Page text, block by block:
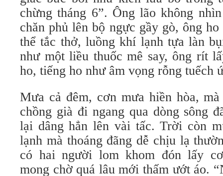
chừng tháng 6”. Ông lão không
chăn phủ lên bộ ngực gầy gò, ông
thể tắc thở, luồng khí lạnh tựa làn
như một liều thuốc mê say, ông rít
ho, tiếng ho như âm vọng rỗng tuếch
Mưa cả đêm, cơn mưa hiền hòa,
chồng già đi ngang qua dòng sông
lại dâng hẳn lên vài tấc. Trời còn
lạnh mà thoáng đãng dễ chịu lạ
có hai người lom khom đón lấy
mong chờ quá lâu mới thấm ướt áo.